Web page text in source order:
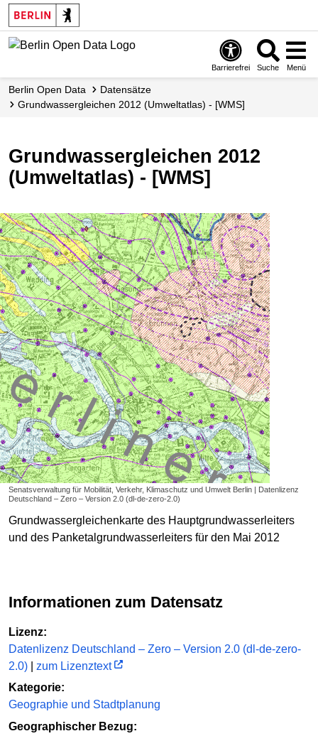
Skip
to
main
Barrierefrei Suche Menü
Berlin Open Data
Datensätze
Grundwassergleichen 2012 (Umweltatlas) - [WMS]
Grundwassergleichen 2012
(Umweltatlas) - [WMS]
Senatsverwaltung für Mobilität, Verkehr, Klimaschutz und Umwelt Berlin | Datenlizenz
Deutschland – Zero – Version 2.0 (dl-de-zero-2.0)
Grundwassergleichenkarte des Hauptgrundwasserleiters
und des Panketalgrundwasserleiters für den Mai 2012
Informationen zum Datensatz
Lizenz:
Datenlizenz Deutschland – Zero – Version 2.0 (dl-de-zero-
2.0)
zum Lizenztext
Kategorie:
Geographie und Stadtplanung
Geographischer Bezug: